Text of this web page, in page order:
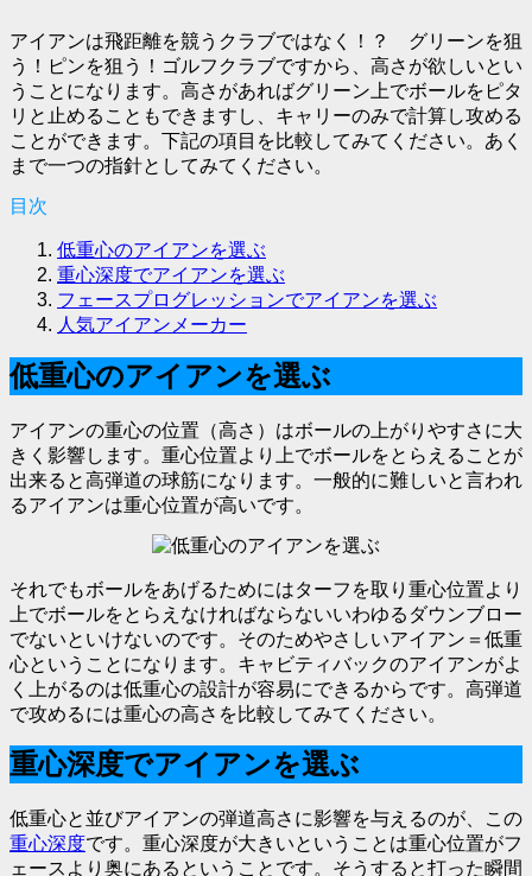
アイアンは飛距離を競うクラブではなく！？ グリーンを狙
う！ピンを狙う！ゴルフクラブですから、高さが欲しいとい
うことになります。高さがあればグリーン上でボールをピタ
リと止めることもできますし、キャリーのみで計算し攻める
ことができます。下記の項目を比較してみてください。あく
まで一つの指針としてみてください。
目次
低重心のアイアンを選ぶ
重心深度でアイアンを選ぶ
フェースプログレッションでアイアンを選ぶ
人気アイアンメーカー
低重心のアイアンを選ぶ
アイアンの重心の位置（高さ）はボールの上がりやすさに大
きく影響します。重心位置より上でボールをとらえることが
出来ると高弾道の球筋になります。一般的に難しいと言われ
るアイアンは重心位置が高いです。
それでもボールをあげるためにはターフを取り重心位置より
上でボールをとらえなければならないいわゆるダウンブロー
でないといけないのです。そのためやさしいアイアン＝低重
心ということになります。キャビティバックのアイアンがよ
く上がるのは低重心の設計が容易にできるからです。高弾道
で攻めるには重心の高さを比較してみてください。
重心深度でアイアンを選ぶ
低重心と並びアイアンの弾道高さに影響を与えるのが、この
重心深度です。重心深度が大きいということは重心位置がフ
ェースより奥にあるということです。そうすると打った瞬間